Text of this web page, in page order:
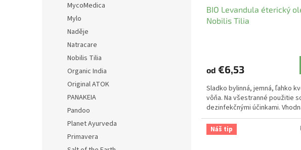
MycoMedica
Mylo
Naděje
Natracare
Nobilis Tilia
Organic India
Original ATOK
PANAKEIA
Pandoo
Planet Ayurveda
Primavera
BIO Levandula éterický
Nobilis Tilia
od €6,53
Sladko bylinná, jemná, ľahko
vôňa. Na všestranné použitie
dezinfekčnými účinkami.
Náš tip